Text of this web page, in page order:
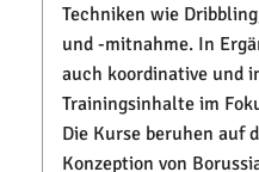
Techniken wie
und -mitnahme. In
auch koordinative und
Trainingsinhalte im
Die Kurse beruhen auf
Konzeption von